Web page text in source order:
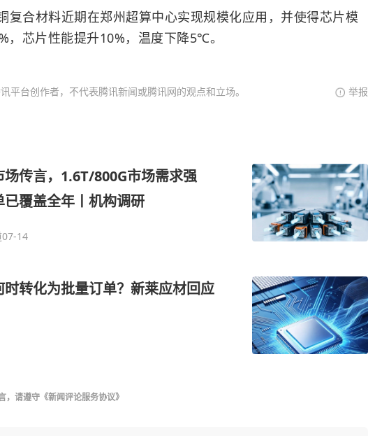
复合材料近期在郑州超算中心实现规模化应用，并使得芯片模
，芯片性能提升10%，温度下降5℃。
平台创作者，不代表腾讯新闻或腾讯网的观点和立场。 举报
传言，1.6T/800G市场需求强
覆盖全年丨机构调研
07-14
转化为批量订单？新莱应材回应
，请遵守 《新闻评论服务协议》